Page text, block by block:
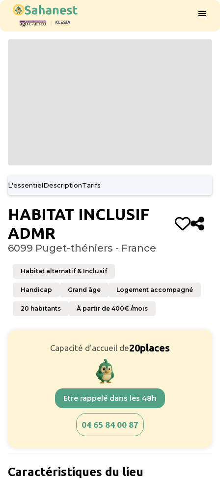
L'essentielDescriptionTarifs
HABITAT INCLUSIF
ADMR
6099 Puget-théniers - France
Habitat alternatif & Inclusif
Handicap Grand âge Logement accompagné
20 habitants À partir de 400€ /mois
Capacité d'accueil de20places
Etre rappelé dans les 48h
04 65 84 00 87
Caractéristiques du lieu